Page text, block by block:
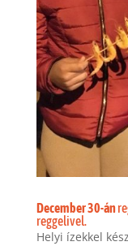
December 30-án
reggelivel.
Helyi ízekkel